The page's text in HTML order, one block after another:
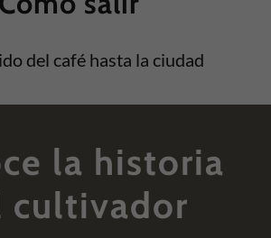
del café hasta la ciudad
la historia
cultivador